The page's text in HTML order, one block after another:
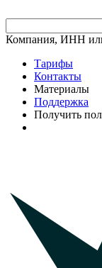
Компания, ИНН
Тарифы
Контакты
Материалы
Поддержка
Получить